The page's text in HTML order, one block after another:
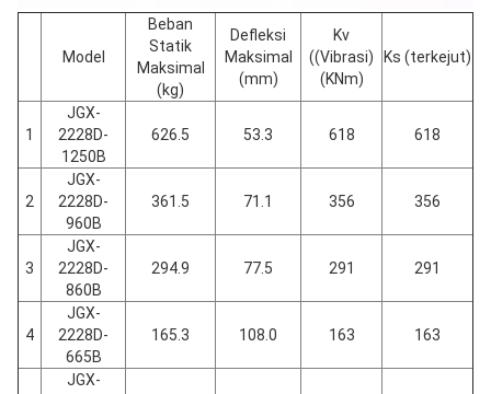
Model
Beban
Statik
Maksimal
(kg)
Defleksi
Maksimal
(mm)
Kv
((Vibrasi)
(KNm)
Ks (terkejut)
1
JGX-
2228D-
1250B
626.5 53.3 618 618
2
JGX-
2228D-
960B
361.5 71.1 356 356
3
JGX-
2228D-
860B
294.9 77.5 291 291
4
JGX-
2228D-
665B
165.3 108.0 163 163
JGX-